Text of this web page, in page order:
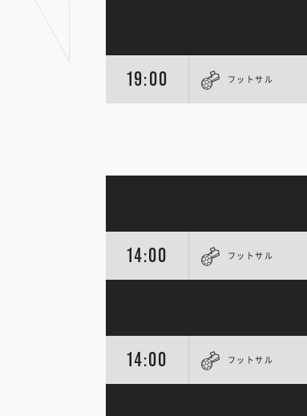
19:00 フットサル
14:00 フットサル
14:00 フットサル